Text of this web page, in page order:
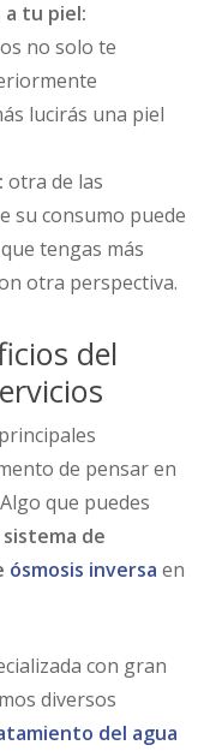
tu piel:
no solo te
lucirás una piel
otra de las
su consumo puede
tengas más
otra perspectiva.
del
de pensar en
que puedes
de
ósmosis inversa en
con gran
diversos
del agua